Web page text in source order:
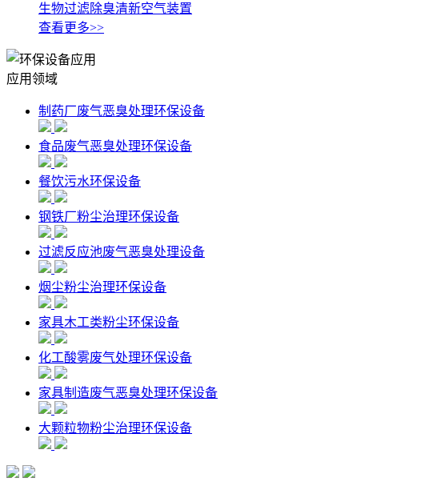
生物过滤除臭清新空气装置
查看更多>>
应用领域
制药厂废气恶臭处理环保设备
食品废气恶臭处理环保设备
餐饮污水环保设备
钢铁厂粉尘治理环保设备
过滤反应池废气恶臭处理设备
烟尘粉尘治理环保设备
家具木工类粉尘环保设备
化工酸雾废气处理环保设备
家具制造废气恶臭处理环保设备
大颗粒物粉尘治理环保设备